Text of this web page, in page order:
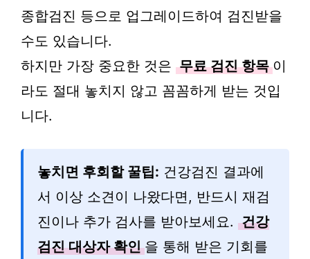
종합검진 등으로 업그레이드하여 검진받을
수도 있습니다.
하지만 가장 중요한 것은 무료 검진 항목 이
라도 절대 놓치지 않고 꼼꼼하게 받는 것입
니다.
놓치면 후회할 꿀팁: 건강검진 결과에
서 이상 소견이 나왔다면, 반드시 재검
진이나 추가 검사를 받아보세요. 건강
검진 대상자 확인 을 통해 받은 기회를